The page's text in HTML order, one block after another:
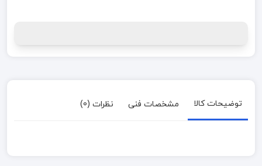
توضیحات کالا مشخصات فنی نظرات (0)